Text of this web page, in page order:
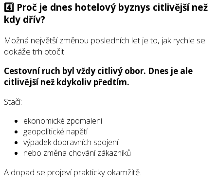
4️⃣ Proč je dnes hotelový byznys citlivější než
kdy dřív?
Možná největší změnou posledních let je to, jak rychle se
dokáže trh otočit.
Cestovní ruch byl vždy citlivý obor. Dnes je ale
citlivější než kdykoliv předtím.
Stačí:
ekonomické zpomalení
geopolitické napětí
výpadek dopravních spojení
nebo změna chování zákazníků
A dopad se projeví prakticky okamžitě.